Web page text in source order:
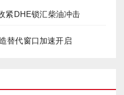
紧DHE锁汇柴油冲击
替代窗口加速开启